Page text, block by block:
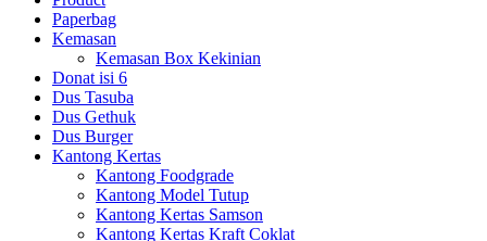
Paperbag
Kemasan
Kemasan Box Kekinian
Donat isi 6
Dus Tasuba
Dus Gethuk
Dus Burger
Kantong Kertas
Kantong Foodgrade
Kantong Model Tutup
Kantong Kertas Samson
Kantong Kertas Kraft Coklat